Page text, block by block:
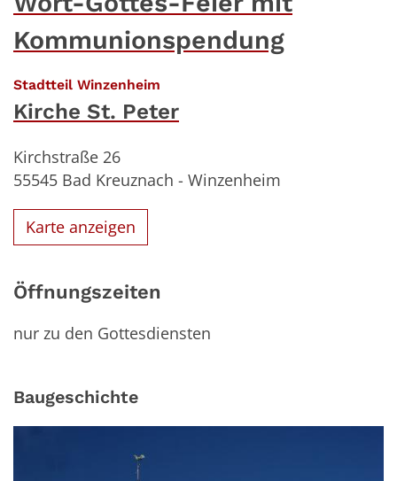
Kommunionspendung
Stadtteil Winzenheim
Kirche St. Peter
Kirchstraße 26
55545 Bad Kreuznach - Winzenheim
Karte anzeigen
Öffnungszeiten
nur zu den Gottesdiensten
Baugeschichte